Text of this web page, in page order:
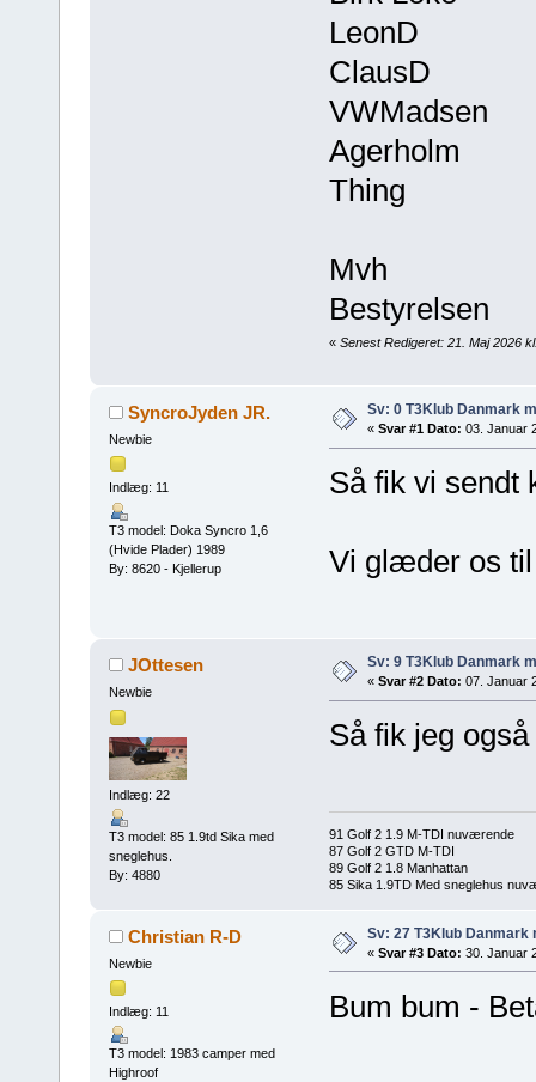
LeonD
ClausD
VWMadsen
Agerholm
Thing
Mvh
Bestyrelsen
« Senest Redigeret: 21. Maj 2026
SyncroJyden JR.
Newbie
Indlæg: 11
T3 model: Doka Syncro 1,6
(Hvide Plader) 1989
By: 8620 - Kjellerup
Sv: 0 T3Klub Danmark
« Svar #1 Dato: 03. Januar
Så fik vi sendt
Vi glæder os
JOttesen
Newbie
Indlæg: 22
T3 model: 85 1.9td Sika med
sneglehus.
By: 4880
Sv: 9 T3Klub Danmark
« Svar #2 Dato: 07. Januar
Så fik jeg
91 Golf 2 1.9 M-TDI nuværende
87 Golf 2 GTD M-TDI
89 Golf 2 1.8 Manhattan
85 Sika 1.9TD Med sneglehus
Christian R-D
Newbie
Indlæg: 11
T3 model: 1983 camper med
Highroof
Sv: 27 T3Klub Danmark
« Svar #3 Dato: 30. Januar
Bum bum -